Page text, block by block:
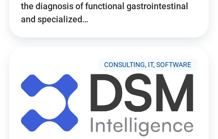
the diagnosis of functional gastrointestinal
and specialized…
CONSULTING, IT, SOFTWARE